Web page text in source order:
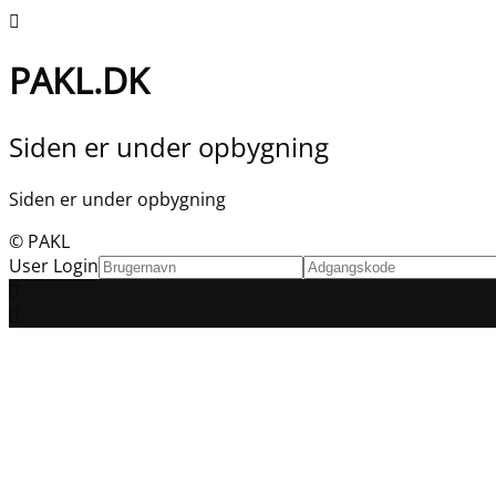
PAKL.DK
Siden er under opbygning
Siden er under opbygning
© PAKL
User Login